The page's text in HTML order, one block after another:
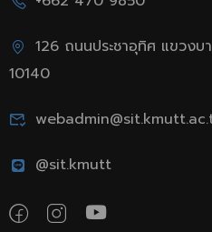
126 ถนนประชาอุทิศ แขวง
10140
@sit.kmutt